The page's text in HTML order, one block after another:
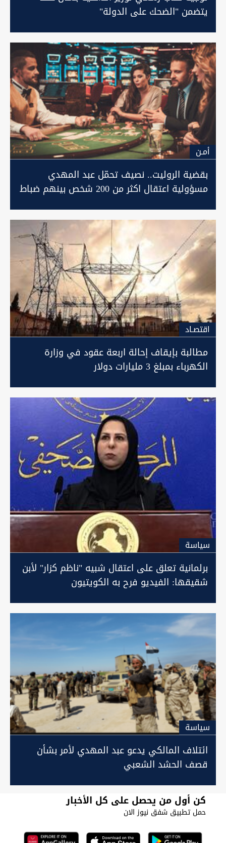
يتضمن "الضحك على الدولة"
أمـن
بقضية الروليت.. نصيف تحمّل عبد المهدي
مسؤولية اعتقال اكثر من 200 شخص بينهم ضباط
اقتصـاد
مطالبة بإيقاف إحالة اربعة عقود في وزارة
الكهرباء بمبلغ 3 مليارات دولار
سیاسة
برلمانية تعلق على اعتقال شبيه "ناظم كزار" لأبن
شقيقها: الفيديو فرح به الكويتيون
سیاسة
ائتلاف المالكي يدعو عبد المهدي لأمر بشأن
قصف الحشد الشعبي
كن أول من يحصل على كل الأخبار
حمل تطبيق شفق نيوز الان